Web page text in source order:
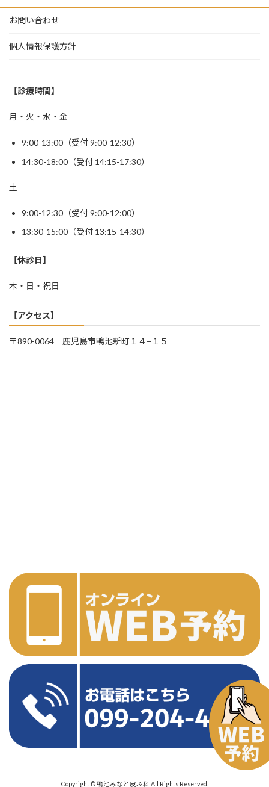
お問い合わせ
個人情報保護方針
【診療時間】
月・火・水・金
9:00-13:00（受付 9:00-12:30）
14:30-18:00（受付 14:15-17:30）
土
9:00-12:30（受付 9:00-12:00）
13:30-15:00（受付 13:15-14:30）
【休診日】
木・日・祝日
【アクセス】
〒890-0064 鹿児島市鴨池新町１４−１５
Copyright © 鴨池みなと皮ふ科 All Rights Reserved.